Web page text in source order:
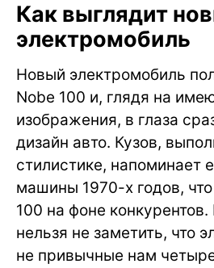
Как выглядит
электромобиль
Новый электромобиль
Nobe 100 и, глядя на
изображения, в глаза
дизайн авто. Кузов,
стилистике, напоминает
машины 1970-х годов,
100 на фоне конкурентов.
нельзя не заметить, что
не привычные нам